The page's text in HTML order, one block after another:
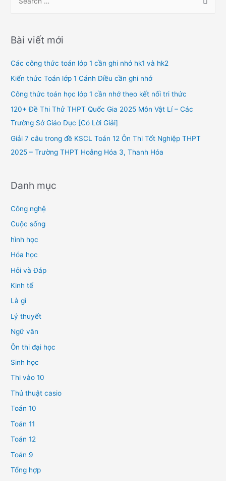
r
h
f
o
Bài viết mới
Các công thức toán lớp 1 cần ghi nhớ hk1 và hk2
Kiến thức Toán lớp 1 Cánh Diều cần ghi nhớ
Công thức toán học lớp 1 cần nhớ theo kết nối tri thức
120+ Đề Thi Thử THPT Quốc Gia 2025 Môn Vật Lí – Các
Trường Sở Giáo Dục [Có Lời Giải]
Giải 7 câu trong đề KSCL Toán 12 Ôn Thi Tốt Nghiệp THPT
2025 – Trường THPT Hoằng Hóa 3, Thanh Hóa
Danh mục
Công nghệ
Cuộc sống
hình học
Hóa học
Hỏi và Đáp
Kinh tế
Là gì
Lý thuyết
Ngữ văn
Ôn thi đại học
Sinh học
Thi vào 10
Thủ thuật casio
Toán 10
Toán 11
Toán 12
Toán 9
Tổng hợp